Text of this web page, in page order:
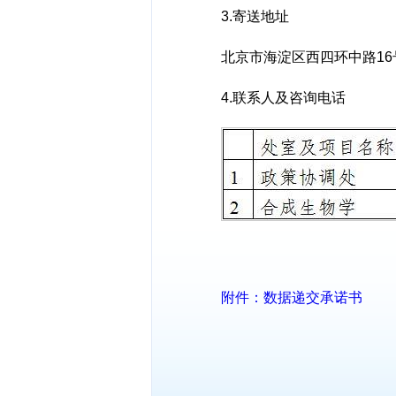
3.寄送地址
北京市海淀区西四环中路
4.联系人及咨询电话
附件：数据递交承诺书